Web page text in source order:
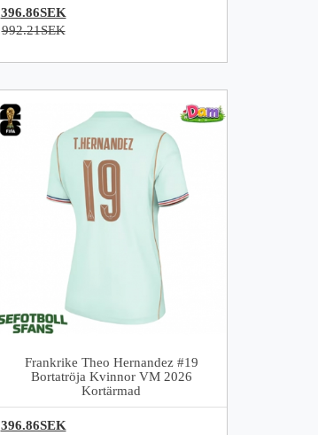
396.86SEK
992.21SEK
Frankrike Theo Hernandez #19
Bortatröja Kvinnor VM 2026
Kortärmad
396.86SEK